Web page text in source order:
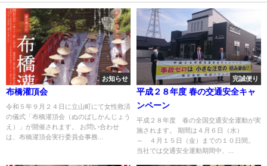
お知らせ
布橋灌頂会
令和５年９月２４日に立山町にて女性救済
の儀式「布橋灌頂会（ぬのばしかんじょう
え）」が開催されます。 お問い合わせ
は、布橋灌頂会実行委員会事務...
完誠便り
平成２８年度 春の交通安全キャ
ンペーン
平成２８年度 春の全国交通安全運動が実
施されます。 期間は４月６日（水）
～ ４月１５日（金）までの１０日間。
当社では交通安全運動期間中、...